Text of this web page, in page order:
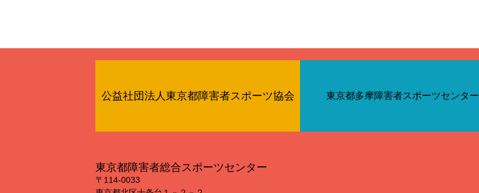
公益社団法人東京都障害者スポーツ協会 東京都多摩障害者スポーツセンター
東京都障害者総合スポーツセンター
〒114‐0033